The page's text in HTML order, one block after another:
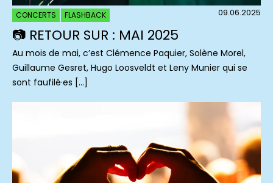
CONCERTS FLASHBACK 09.06.2025
📷 RETOUR SUR : MAI 2025
Au mois de mai, c’est Clémence Paquier, Solène Morel,
Guillaume Gesret, Hugo Loosveldt et Leny Munier qui se
sont faufilé·es […]